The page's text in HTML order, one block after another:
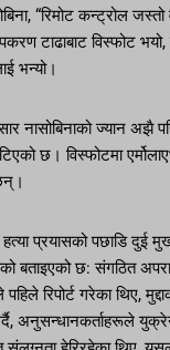
“रिमोट कन्ट्रोल
टाढाबाट विस्फोट
भन्यो।
नासोबिनाको ज्यान अझै
छ। विस्फोटमा
प्रयासको पछाडि दुई
बताइएको छ: संगठित
रिपोर्ट गरेका थिए,
अनुसन्धानकर्ताहरूले